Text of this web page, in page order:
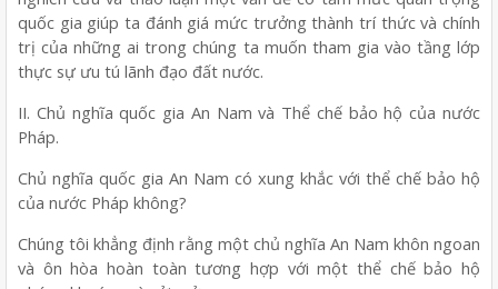
quốc gia giúp ta đánh giá mức trưởng thành trí thức và chính
trị của những ai trong chúng ta muốn tham gia vào tầng lớp
thực sự ưu tú lãnh đạo đất nước.
II. Chủ nghĩa quốc gia An Nam và Thể chế bảo hộ của nước
Pháp.
Chủ nghĩa quốc gia An Nam có xung khắc với thể chế bảo hộ
của nước Pháp không?
Chúng tôi khẳng định rằng một chủ nghĩa An Nam khôn ngoan
và ôn hòa hoàn toàn tương hợp với một thể chế bảo hộ